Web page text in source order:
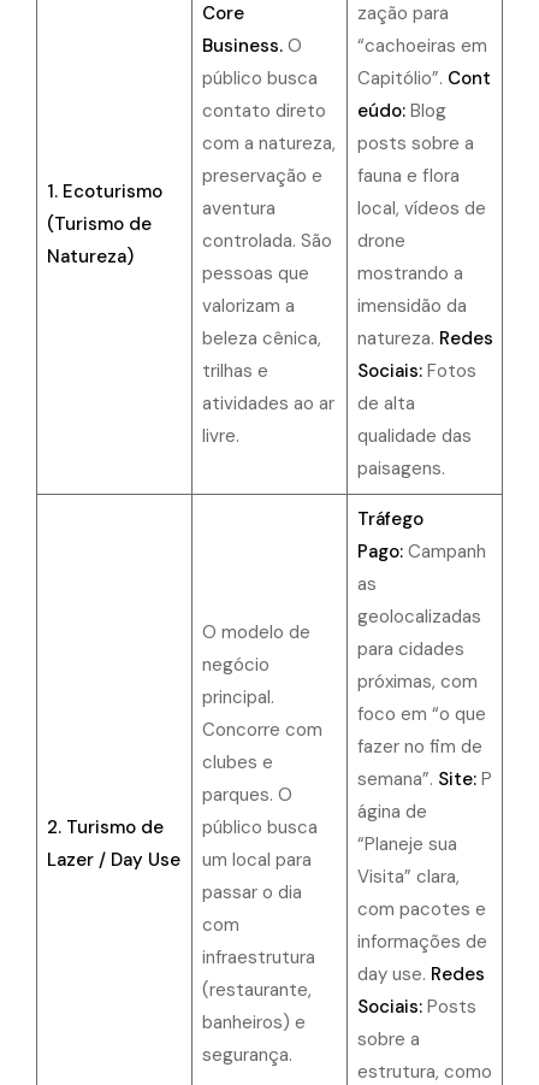
1. Ecoturismo
(Turismo de
Natureza)
Core
Business.O
público busca
contato direto
com a natureza,
preservação e
aventura
controlada. São
pessoas que
valorizam a
beleza cênica,
trilhas e
atividades ao ar
livre.
zação para
“cachoeiras em
Capitólio”. Cont
eúdo:Blog
posts sobre a
fauna e flora
local, vídeos de
drone
mostrando a
imensidão da
natureza. Redes
Sociais:Fotos
de alta
qualidade das
paisagens.
2. Turismo de
Lazer / Day Use
O modelo de
negócio
principal.
Concorre com
clubes e
parques. O
público busca
um local para
passar o dia
com
infraestrutura
(restaurante,
banheiros) e
segurança.
Tráfego
Pago:Campanh
as
geolocalizadas
para cidades
próximas, com
foco em “o que
fazer no fim de
semana”. Site:P
ágina de
“Planeje sua
Visita” clara,
com pacotes e
informações de
day use. Redes
Sociais:Posts
sobre a
estrutura, como